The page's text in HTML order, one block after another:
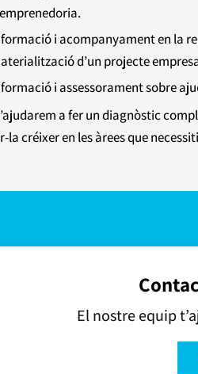
i acompanyament en la
d’un projecte
i assessorament sobre
a fer un diagnòstic
la créixer en les àrees que
El nostre equip